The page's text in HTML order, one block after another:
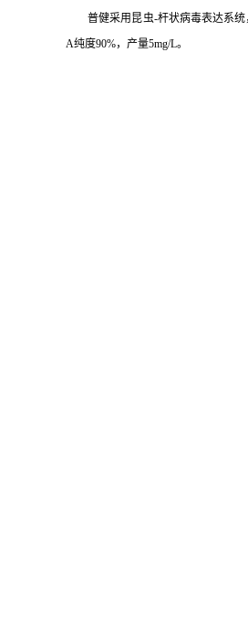
普健采用昆虫-杆状病毒表达系统
A纯度90%，产量5mg/L。